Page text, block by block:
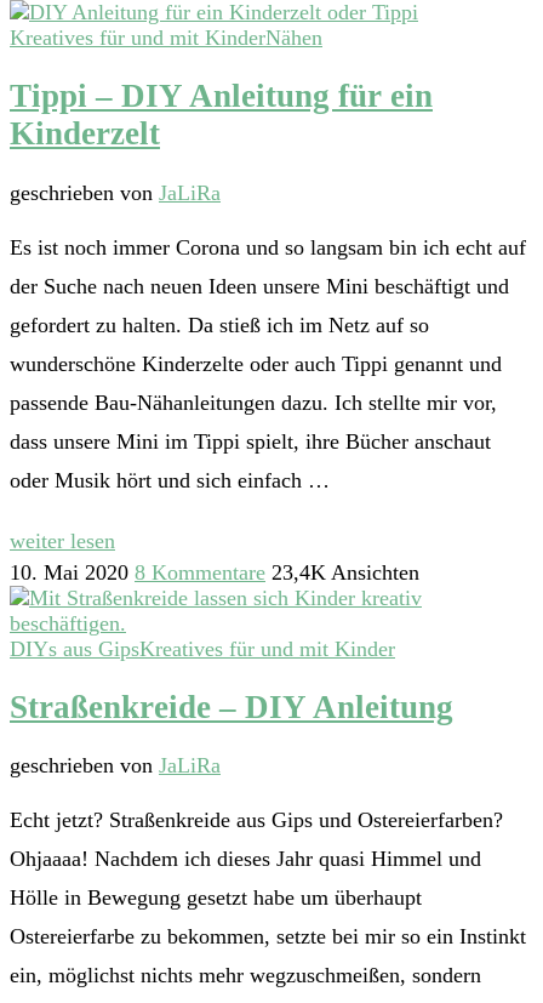
Kreatives für und mit KinderNähen
Tippi – DIY Anleitung für ein
Kinderzelt
geschrieben von JaLiRa
Es ist noch immer Corona und so langsam bin ich echt auf
der Suche nach neuen Ideen unsere Mini beschäftigt und
gefordert zu halten. Da stieß ich im Netz auf so
wunderschöne Kinderzelte oder auch Tippi genannt und
passende Bau-Nähanleitungen dazu. Ich stellte mir vor,
dass unsere Mini im Tippi spielt, ihre Bücher anschaut
oder Musik hört und sich einfach …
weiter lesen
10. Mai 2020 8 Kommentare 23,4K Ansichten
DIYs aus GipsKreatives für und mit Kinder
Straßenkreide – DIY Anleitung
geschrieben von JaLiRa
Echt jetzt? Straßenkreide aus Gips und Ostereierfarben?
Ohjaaaa! Nachdem ich dieses Jahr quasi Himmel und
Hölle in Bewegung gesetzt habe um überhaupt
Ostereierfarbe zu bekommen, setzte bei mir so ein Instinkt
ein, möglichst nichts mehr wegzuschmeißen, sondern